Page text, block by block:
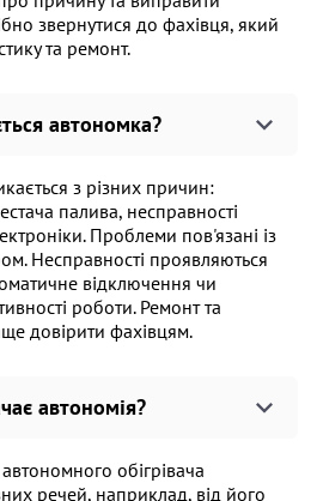
звернутися до фахівця, який
та ремонт.
автономка?
з різних причин:
палива, несправності
Проблеми пов'язані із
Несправності проявляються
відключення чи
роботи. Ремонт та
довірити фахівцям.
автономія?
обігрівача
речей, наприклад, від його